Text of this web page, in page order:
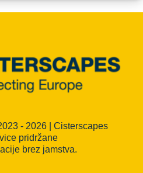
- 2026 | Cisterscapes
pridržane
brez jamstva.